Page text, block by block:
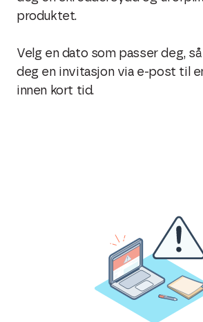
produktet.
Velg en dato som passer deg,
deg en invitasjon via e-post til
innen kort tid.